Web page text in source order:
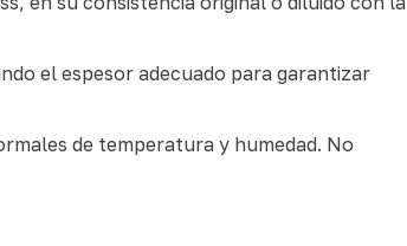
el espesor adecuado para garantizar
de temperatura y humedad. No